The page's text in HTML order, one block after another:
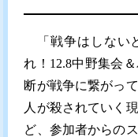
「戦争はしない
れ！12.8中野集会
断が戦争に繋がっ
人が殺されていく
ど、参加者からの